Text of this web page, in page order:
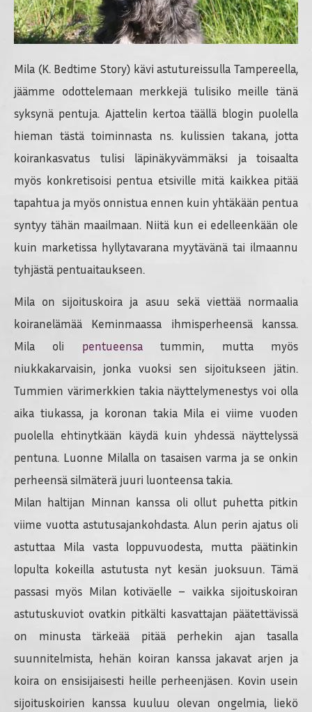
Mila (K. Bedtime Story) kävi astutureissulla Tampereella,
jäämme odottelemaan merkkejä tulisiko meille tänä
syksynä pentuja. Ajattelin kertoa täällä blogin puolella
hieman tästä toiminnasta ns. kulissien takana, jotta
koirankasvatus tulisi läpinäkyvämmäksi ja toisaalta
myös konkretisoisi pentua etsiville mitä kaikkea pitää
tapahtua ja myös onnistua ennen kuin yhtäkään pentua
syntyy tähän maailmaan. Niitä kun ei edelleenkään ole
kuin marketissa hyllytavarana myytävänä tai ilmaannu
tyhjästä pentuaitaukseen.
Mila on sijoituskoira ja asuu sekä viettää normaalia
koiranelämää Keminmaassa ihmisperheensä kanssa.
Mila oli pentueensatummin, mutta myös
niukkakarvaisin, jonka vuoksi sen sijoitukseen jätin.
Tummien värimerkkien takia näyttelymenestys voi olla
aika tiukassa, ja koronan takia Mila ei viime vuoden
puolella ehtinytkään käydä kuin yhdessä näyttelyssä
pentuna. Luonne Milalla on tasaisen varma ja se onkin
perheensä silmäterä juuri luonteensa takia.
Milan haltijan Minnan kanssa oli ollut puhetta pitkin
viime vuotta astutusajankohdasta. Alun perin ajatus oli
astuttaa Mila vasta loppuvuodesta, mutta päätinkin
lopulta kokeilla astutusta nyt kesän juoksuun. Tämä
passasi myös Milan kotiväelle – vaikka sijoituskoiran
astutuskuviot ovatkin pitkälti kasvattajan päätettävissä
on minusta tärkeää pitää perhekin ajan tasalla
suunnitelmista, hehän koiran kanssa jakavat arjen ja
koira on ensisijaisesti heille perheenjäsen. Kovin usein
sijoituskoirien kanssa kuuluu olevan ongelmia, liekö